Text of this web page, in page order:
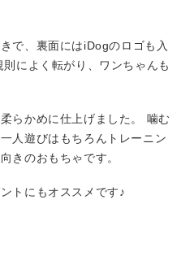
で、裏面にはiDogのロゴも入
によく転がり、ワンちゃんも
らかめに仕上げました。 噛む
人遊びはもちろんトレーニン
きのおもちゃです。
トにもオススメです♪